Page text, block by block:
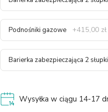
Podnośniki gazowe +415,00 zł
Barierka zabezpieczająca 2
Wysyłka w ciągu 14-17